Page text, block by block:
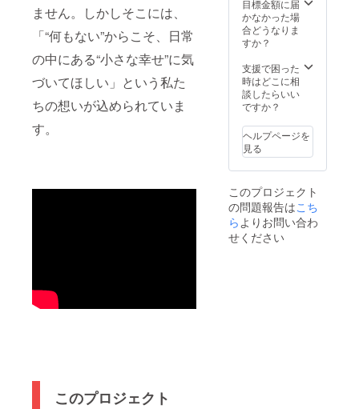
ません。しかしそこには、
「“何もない”からこそ、日常
の中にある“小さな幸せ”に気
づいてほしい」という私た
ちの想いが込められていま
す。
このプロジェクト
いただ
きま
す。
タ（ai
／pdf／
pngな
ご案内
のメー
ルに
2025年
までに
ご提出
くださ
い。 詳
支援後
にご案
内いた
しま
す。 ※
に必要
です。
希望日
中する
可能性
がある
ため、
ご相談
をおす
すめし
ます。
限：
2026年
3月31日
まで。
期限を
宿泊：
最大20
名まで
・お食
事：夕
食・朝
食付き
ルギー
などが
ござい
ました
ご相談
くださ
い。）
※予約方
法につ
目標金額に届
かなかった場
合どうなりま
すか？
支援で困った
時はどこに相
談したらいい
ですか？
ヘルプページを
見る
このプロジェクト
の問題報告はこち
ら よりお問い合わ
せください